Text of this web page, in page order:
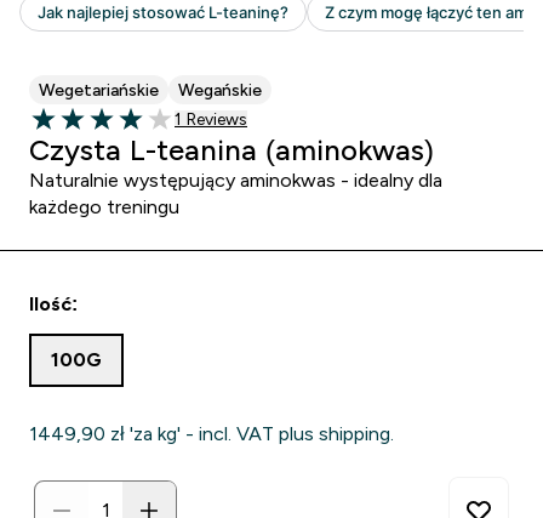
Wegetariańskie Wegańskie
4 out of 5 stars
1 customer reviews
1 Reviews
Czysta L-teanina (aminokwas)
Naturalnie występujący aminokwas - idealny dla
każdego treningu
Ilość:
100G
1449,90 zł‎ 'za kg' - incl. VAT plus shipping.